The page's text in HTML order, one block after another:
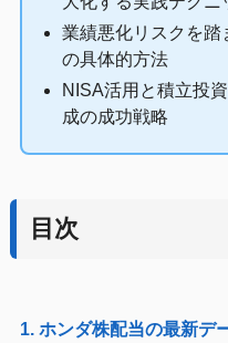
業績悪化リスクを踏
の具体的方法
NISA活用と積立投
成の成功戦略
目次
1. ホンダ株配当の最新デ